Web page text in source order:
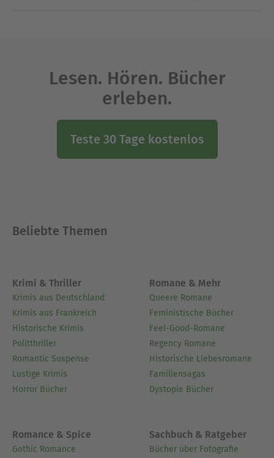
Lesen. Hören. Bücher
erleben.
Teste 30 Tage kostenlos
Beliebte Themen
Krimi & Thriller
Krimis aus Deutschland
Krimis aus Frankreich
Historische Krimis
Politthriller
Romantic Suspense
Lustige Krimis
Horror Bücher
Romane & Mehr
Queere Romane
Feministische Bücher
Feel-Good-Romane
Regency Romane
Historische Liebesromane
Familiensagas
Dystopie Bücher
Romance & Spice
Gothic Romance
Sachbuch & Ratgeber
Bücher über Fotografie